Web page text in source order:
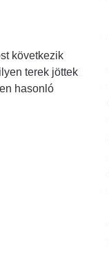
következik
terek jöttek
hasonló